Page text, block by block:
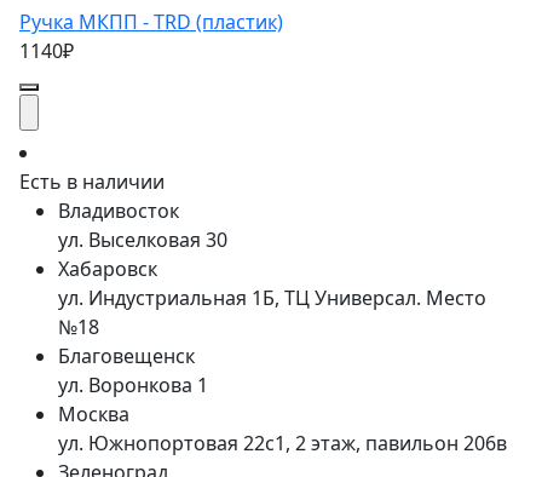
Ручка МКПП - TRD (пластик)
1140₽
Есть в наличии
Владивосток
ул. Выселковая 30
Хабаровск
ул. Индустриальная 1Б, ТЦ Универсал. Место
№18
Благовещенск
ул. Воронкова 1
Москва
ул. Южнопортовая 22с1, 2 этаж, павильон 206в